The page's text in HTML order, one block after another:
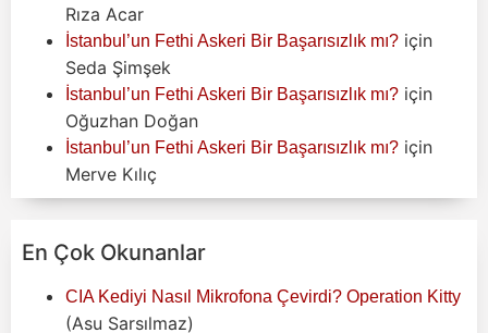
Rıza Acar
İstanbul’un Fethi Askeri Bir Başarısızlık mı? için
Seda Şimşek
İstanbul’un Fethi Askeri Bir Başarısızlık mı? için
Oğuzhan Doğan
İstanbul’un Fethi Askeri Bir Başarısızlık mı? için
Merve Kılıç
En Çok Okunanlar
CIA Kediyi Nasıl Mikrofona Çevirdi? Operation Kitty
(Asu Sarsılmaz)